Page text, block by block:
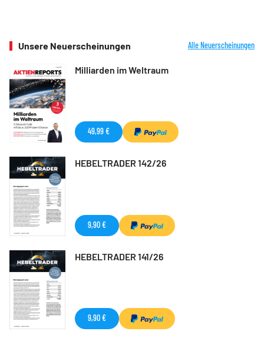
Unsere Neuerscheinungen Alle Neuerscheinungen
Milliarden im Weltraum
49,99 €
HEBELTRADER 142/26
9,90 €
HEBELTRADER 141/26
9,90 €